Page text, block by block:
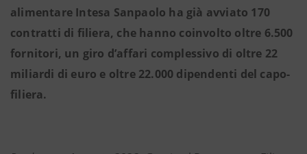
alimentare Intesa Sanpaolo ha già avviato 170
contratti di filiera, che hanno coinvolto oltre 6.500
fornitori, un giro d’affari complessivo di oltre 22
miliardi di euro e oltre 22.000 dipendenti del capo-
filiera.